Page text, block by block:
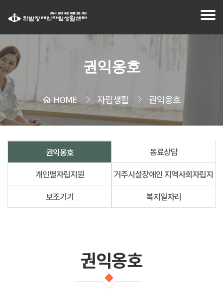
권익옹호
HOME 자립생활 권익옹호
권익옹호
동료상담
개인별자립지원
거주시설장애인 지역사회자립지
원
보조기기 복지일자리
권익옹호